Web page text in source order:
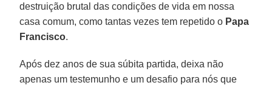
destruição brutal das condições de vida em nossa
casa comum, como tantas vezes tem repetido o Papa
Francisco.
Após dez anos de sua súbita partida, deixa não
apenas um testemunho e um desafio para nós que